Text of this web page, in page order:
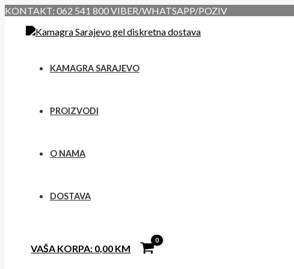
KONTAKT: 062 541 800 VIBER/WHATSAPP/POZIV
Skip
to
content
KAMAGRA SARAJEVO
PROIZVODI
O NAMA
DOSTAVA
VAŠA KORPA: 0,00 KM